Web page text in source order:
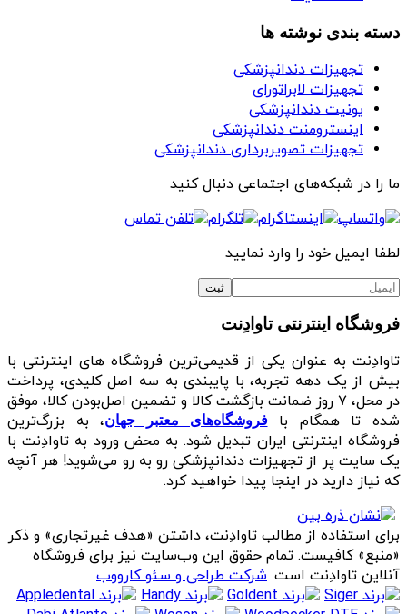
دسته بندی نوشته ها
تجهیزات دندانپزشکی
تجهیزات لابراتورای
یونیت دندانپزشکی
اینسترومنت دندانپزشکی
تجهیزات تصویربرداری دندانپزشکی
ما را در شبکه‌های اجتماعی دنبال کنید
لطفا ایمیل خود را وارد نمایید
فروشگاه اینترنتی تاوادِنت
تاوادِنت به عنوان یکی از قدیمی‌ترین فروشگاه های اینترنتی با
بیش از یک دهه تجربه، با پایبندی به سه اصل کلیدی، پرداخت
در محل، ۷ روز ضمانت بازگشت کالا و تضمین اصل‌بودن کالا، موفق
شده تا همگام بافروشگاه‌های معتبر جهان، به بزرگ‌ترین
فروشگاه اینترنتی ایران تبدیل شود. به محض ورود به تاوادِنت با
یک سایت پر از تجهیزات دندانپزشکی رو به رو می‌شوید! هر آنچه
که نیاز دارید در اینجا پیدا خواهید کرد.
برای استفاده از مطالب تاوادِنت، داشتن «هدف غیرتجاری» و ذکر
«منبع» کافیست. تمام حقوق اين وب‌سايت نیز برای فروشگاه
آنلاین تاوادِنت است. شرکت طراحی و سئو کارووب